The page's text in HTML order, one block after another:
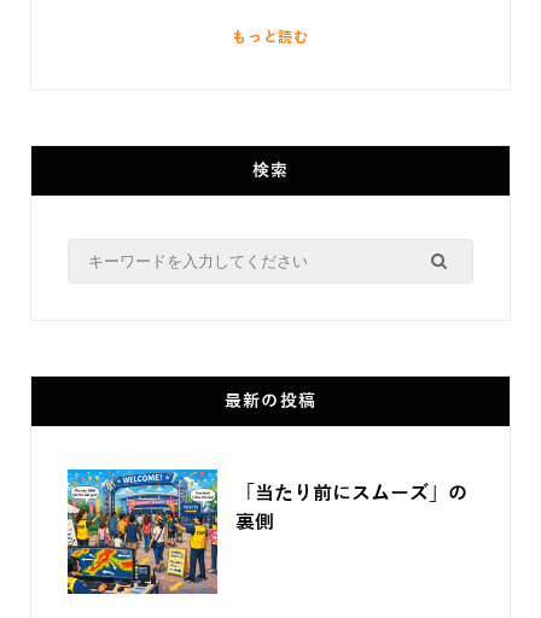
もっと読む
検索
Search
for:
最新の投稿
「当たり前にスムーズ」の
裏側